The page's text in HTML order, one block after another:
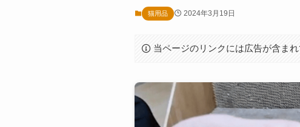
猫用品 2024年3月19日
当ページのリンクには広告が含まれ